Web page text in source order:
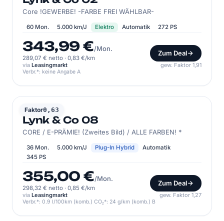
Core !GEWERBE! -FARBE FREI WÄHLBAR-
60 Mon. 5.000 km/J Elektro Automatik 272 PS
343,99 €/Mon.
289,07 € netto · 0,83 €/km
Zum Deal
via Leasingmarkt gew. Faktor 1,91
Verbr.*: keine Angabe A
Faktor0,63
LYNK & CO
Lynk & Co 08
CORE / E-PRÄMIE! (Zweites Bild) / ALLE FARBEN! *
36 Mon. 5.000 km/J Plug-In Hybrid
Automatik
345 PS
355,00 €/Mon.
298,32 € netto · 0,85 €/km
Zum Deal
via Leasingmarkt gew. Faktor 1,27
Verbr.*: 0.9 l/100km (komb.) CO₂*: 24 g/km (komb.) B